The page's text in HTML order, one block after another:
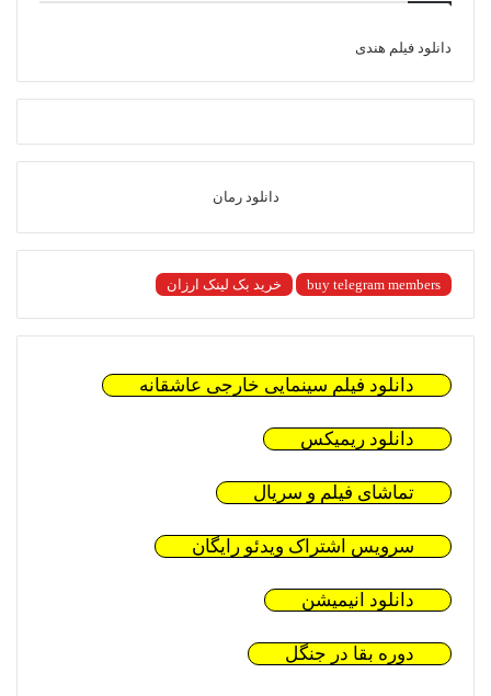
دانلود فیلم هندی
دانلود رمان
buy telegram members خرید بک لینک ارزان
دانلود فیلم سینمایی خارجی عاشقانه
دانلود ریمیکس
تماشای فیلم و سریال
سرویس اشتراک ویدئو رایگان
دانلود انیمیشن
دوره بقا در جنگل